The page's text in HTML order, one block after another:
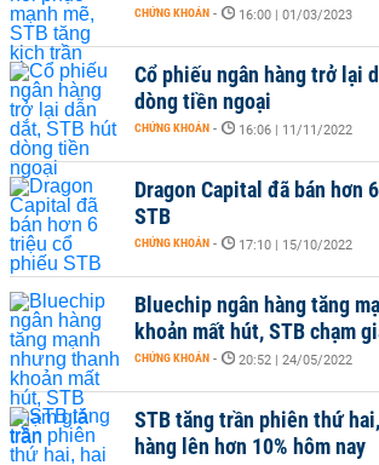
CHỨNG KHOÁN - 16:00 | 01/03/2023
Cổ phiếu ngân hàng trở lại
dòng tiền ngoại
CHỨNG KHOÁN - 16:06 | 11/11/2022
Dragon Capital đã bán hơn
STB
CHỨNG KHOÁN - 17:10 | 15/10/2022
Bluechip ngân hàng tăng
khoản mất hút, STB chạm
CHỨNG KHOÁN - 20:52 | 24/05/2022
STB tăng trần phiên thứ
hàng lên hơn 10% hôm nay